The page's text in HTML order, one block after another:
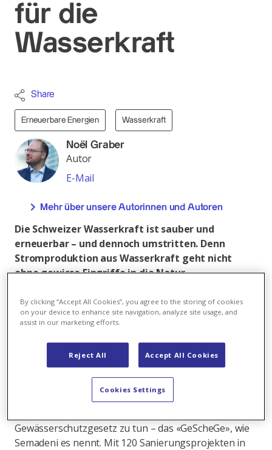
für die
Wasserkraft
Share
Erneuerbare Energien Wasserkraft
Noël Graber
Autor
E-Mail
Mehr über unsere Autorinnen und Autoren
Die Schweizer Wasserkraft ist sauber und
erneuerbar – und dennoch umstritten. Denn
Stromproduktion aus Wasserkraft geht nicht
ohne gewisse Eingriffe in die Natur.
ihrem Team dafür, dass die Eingriffe im
gesetzlich gesteckten Rahmen sind.
«Wir sind das Umweltgewissen der Wasserkraft von
Axpo», bringt es Nadia Semadeni auf den Punkt.
Zusammen mit dem Team
«Umwelt/Gewässerschutzgesetz» sorgt sie dafür, dass
die Wasserkraftwerke von Axpo die Umweltvorgaben
Gewässerschutzgesetz zu tun – das «GeScheGe», wie
Semadeni es nennt. Mit 120 Sanierungsprojekten in
By clicking “Accept All Cookies”, you agree to the storing of cookies
on your device to enhance site navigation, analyze site usage, and
assist in our marketing efforts.
Reject All Accept All Cookies
Cookies Settings